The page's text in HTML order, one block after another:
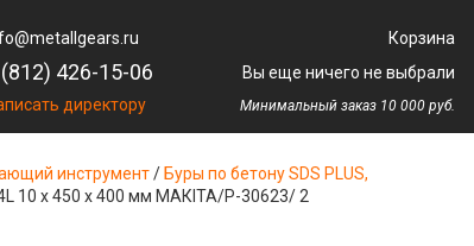
426-15-06
директору
Корзина
Вы еще ничего не выбрали
Минимальный заказ 10 000 руб.
инструмент/ Буры по бетону SDS PLUS,
10 х 450 х 400 мм МАКIТА/P-30623/ 2